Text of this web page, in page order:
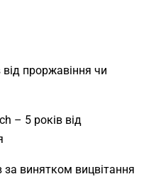
проржавіння чи
– 5 років від
за винятком вицвітання